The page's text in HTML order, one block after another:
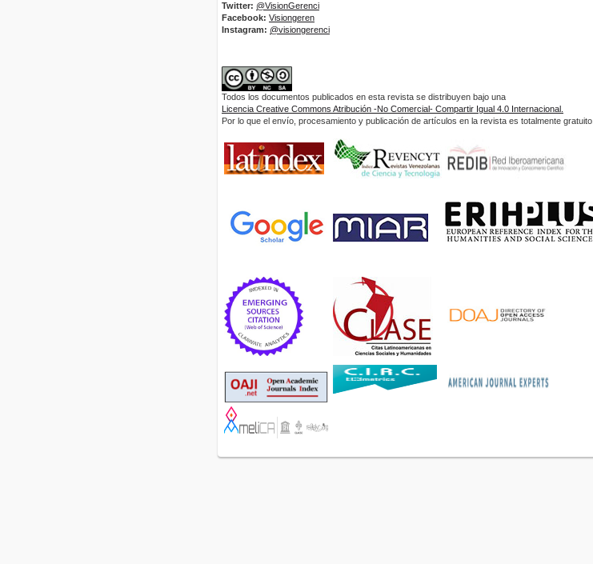
Twitter: @VisionGerenci
Facebook: Visiongeren
Instagram: @visiongerenci
Todos los documentos publicados en esta revista se distribuyen bajo una
Licencia Creative Commons Atribución -No Comercial- Compartir Igual 4.0 Internacional.
Por lo que el envío, procesamiento y publicación de artículos en la revista es totalmente gratuito.